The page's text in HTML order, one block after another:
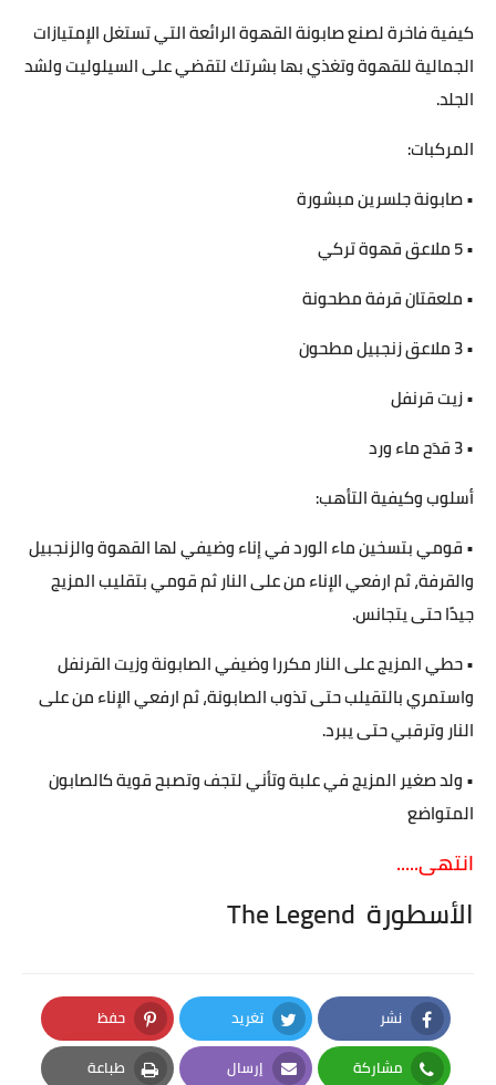
كيفية فاخرة لصنع صابونة القهوة الرائعة التي تستغل الإمتيازات
الجمالية للقهوة وتغذي بها بشرتك لتقضي على السيلوليت ولشد
الجلد.
المركبات:
• صابونة جلسرين مبشورة
• 5 ملاعق قهوة تركي
• ملعقتان قرفة مطحونة
• 3 ملاعق زنجبيل مطحون
• زيت قرنفل
• 3 قدَح ماء ورد
أسلوب وكيفية التأهب:
• قومي بتسخين ماء الورد في إناء وضيفي لها القهوة والزنجبيل
والقرفة، ثم ارفعي الإناء من على النار ثم قومي بتقليب المزيج
جيدًا حتى يتجانس.
• حطي المزيج على النار مكررا وضيفي الصابونة وزيت القرنفل
واستمري بالتقيلب حتى تذوب الصابونة، ثم ارفعي الإناء من على
النار وترقبي حتى يبرد.
• ولد صغير المزيج في علبة وتأني لتجف وتصبح قوية كالصابون
المتواضع
انتهى.....
الأسطورة The Legend
نشر
Facebook
تغريد
Twitter
حفظ
Pinterest
مشاركة إرسال طباعة